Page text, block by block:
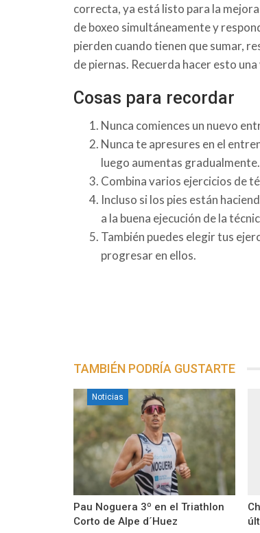
correcta, ya está listo para la
de boxeo simultáneamente y
pierden cuando tienen que sumar,
de piernas. Recuerda hacer esto
Cosas para recordar
Nunca comiences un nuevo
Nunca te apresures en el
luego aumentas gradualmente.
Combina varios ejercicios de
Incluso si los pies están
a la buena ejecución de la
También puedes elegir tus
progresar en ellos.
TAMBIÉN PODRÍA GUSTARTE
Noticias
Pau Noguera 3º en el Triathlon
Corto de Alpe d´Huez